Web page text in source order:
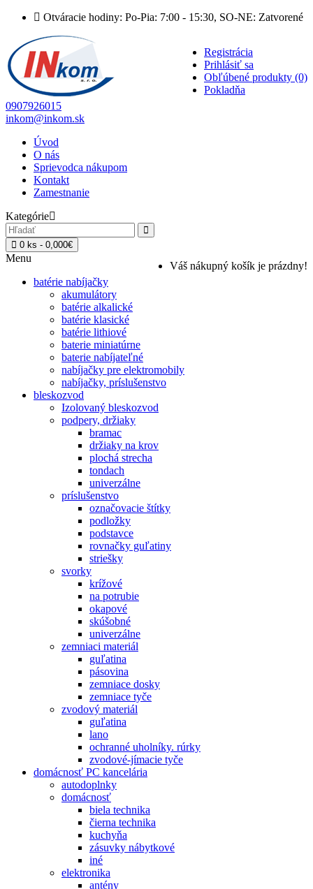
Otváracie hodiny: Po-Pia: 7:00 - 15:30, SO-NE: Zatvorené
Registrácia
Prihlásiť sa
Obľúbené produkty (0)
Pokladňa
0907926015
inkom@inkom.sk
Úvod
O nás
Sprievodca nákupom
Kontakt
Zamestnanie
Kategórie
0 ks - 0,000€
Váš nákupný košík je prázdny!
Menu
batérie nabíjačky
akumulátory
batérie alkalické
batérie klasické
batérie lithiové
baterie miniatúrne
baterie nabíjateľné
nabíjačky pre elektromobily
nabíjačky, príslušenstvo
bleskozvod
Izolovaný bleskozvod
podpery, držiaky
bramac
držiaky na krov
plochá strecha
tondach
univerzálne
príslušenstvo
označovacie štítky
podložky
podstavce
rovnačky guľatiny
striešky
svorky
krížové
na potrubie
okapové
skúšobné
univerzálne
zemniaci materiál
guľatina
pásovina
zemniace dosky
zemniace tyče
zvodový materiál
guľatina
lano
ochranné uholníky. rúrky
zvodové-jímacie tyče
domácnosť PC kancelária
autodoplnky
domácnosť
biela technika
čierna technika
kuchyňa
zásuvky nábytkové
iné
elektronika
antény